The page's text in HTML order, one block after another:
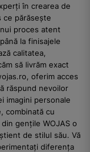
în crearea de
ce părăsește
proces atent
la finisajele
calitatea,
să livrăm exact
oferim acces
răspund nevoilor
imagini personale
combinată cu
gențile WOJAS o
de stilul său. Vă
diferența